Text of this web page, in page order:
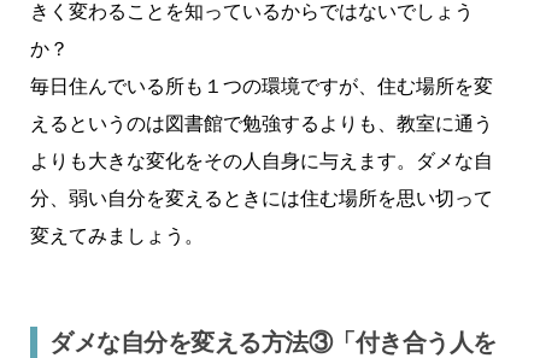
きく変わることを知っているからではないでしょう
か？
毎日住んでいる所も１つの環境ですが、住む場所を変
えるというのは図書館で勉強するよりも、教室に通う
よりも大きな変化をその人自身に与えます。ダメな自
分、弱い自分を変えるときには住む場所を思い切って
変えてみましょう。
ダメな自分を変える方法③「付き合う人を